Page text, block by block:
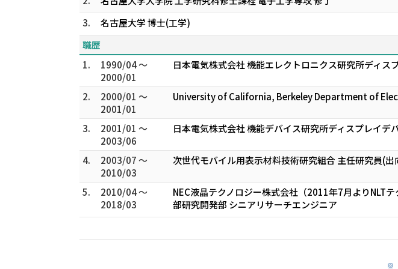
3.
名古屋大学 博士(工学)
職歴
1.
1990/04 ～
2000/01
日本電気株式会社 機能エレクトロニクス研究所ディス
2.
2000/01 ～
2001/01
University of California, Berkeley Department of
3.
2001/01 ～
2003/06
日本電気株式会社 機能デバイス研究所ディスプレイデ
4.
2003/07 ～
2010/03
次世代モバイル用表示材料技術研究組合 主任研究員(出
5.
2010/04 ～
2018/03
NEC液晶テクノロジー株式会社（2011年7月よりNLT
部研究開発部 シニアリサーチエンジニア